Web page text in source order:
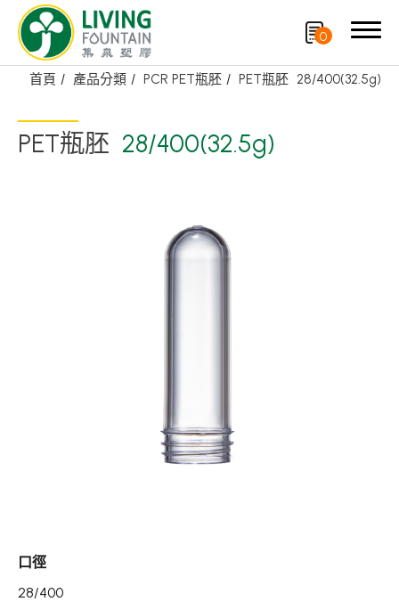
0
首頁 產品分類 PCR PET瓶胚 PET瓶胚 28/400(32.5g)
PET瓶胚 28/400(32.5g)
口徑
28/400
噴霧頭/隨身瓶/滾珠瓶
專利技術品牌